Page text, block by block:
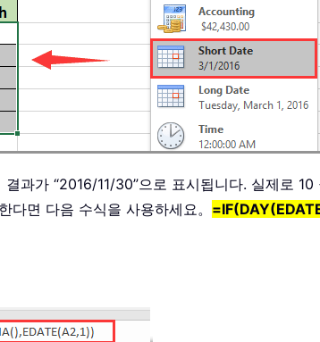
과가 “2016/11/30”으로 표시됩니다. 실제로
면 다음 수식을 사용하세요。